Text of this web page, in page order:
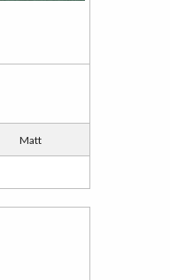
Matt